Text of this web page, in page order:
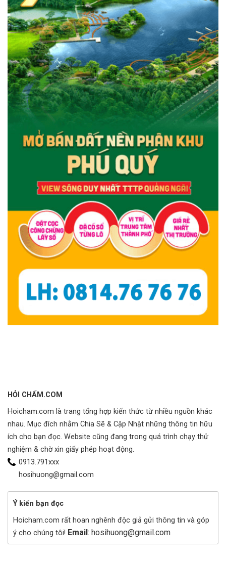
HỎI CHẤM.COM
Hoicham.com là trang tổng hợp kiến thức từ nhiều nguồn khác
nhau. Mục đích nhằm Chia Sẽ & Cập Nhật những thông tin hữu
ích cho bạn đọc. Website cũng đang trong quá trình chạy thử
nghiệm & chờ xin giấy phép hoạt động.
0913.791xxx
hosihuong@gmail.com
Ý kiến bạn đọc
Hoicham.com rất hoan nghênh độc giả gửi thông tin và góp
ý cho chúng tôi! Email: hosihuong@gmail.com